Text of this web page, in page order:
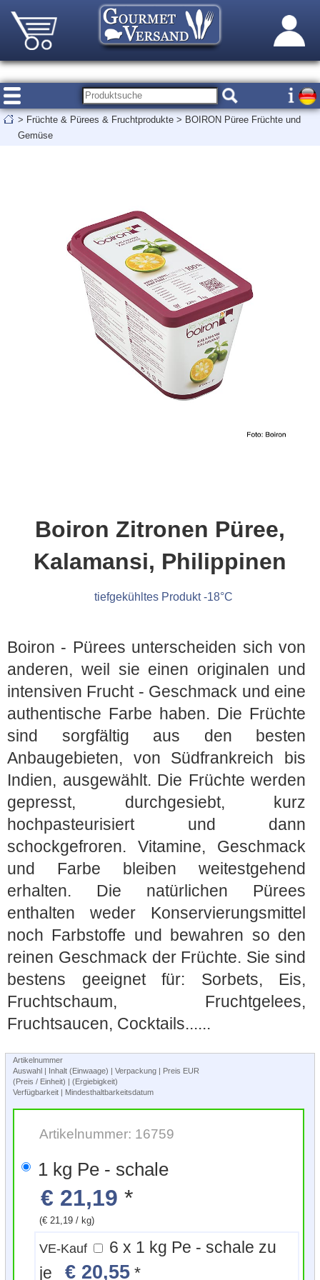
> Früchte & Pürees & Fruchtprodukte > BOIRON Püree Früchte und
Gemüse
Boiron Zitronen Püree,
Kalamansi, Philippinen
tiefgekühltes Produkt -18°C
Boiron - Pürees unterscheiden sich von
anderen, weil sie einen originalen und
intensiven Frucht - Geschmack und eine
authentische Farbe haben. Die Früchte
sind sorgfältig aus den besten
Anbaugebieten, von Südfrankreich bis
Indien, ausgewählt. Die Früchte werden
gepresst, durchgesiebt, kurz
hochpasteurisiert und dann
schockgefroren. Vitamine, Geschmack
und Farbe bleiben weitestgehend
erhalten. Die natürlichen Pürees
enthalten weder Konservierungsmittel
noch Farbstoffe und bewahren so den
reinen Geschmack der Früchte. Sie sind
bestens geeignet für: Sorbets, Eis,
Fruchtschaum, Fruchtgelees,
Fruchtsaucen, Cocktails......
Artikelnummer
Auswahl | Inhalt (Einwaage) | Verpackung | Preis EUR
(Preis / Einheit) | (Ergiebigkeit)
Verfügbarkeit | Mindesthaltbarkeitsdatum
Artikelnummer: 16759
1 kg Pe - schale
€ 21,19 *
(€ 21,19 / kg)
VE-Kauf
6 x 1 kg Pe - schale zu
je€ 20,55 *